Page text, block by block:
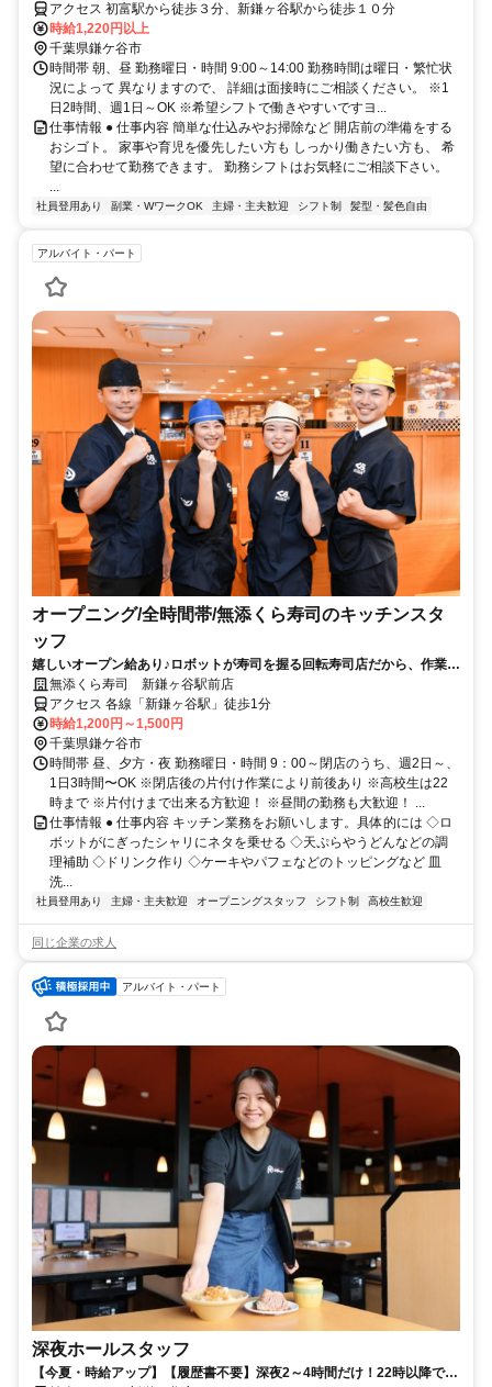
アクセス 初富駅から徒歩３分、新鎌ヶ谷駅から徒歩１０分
時給1,220円以上
千葉県鎌ケ谷市
時間帯 朝、昼 勤務曜日・時間 9:00～14:00 勤務時間は曜日・繁忙状
況によって 異なりますので、 詳細は面接時にご相談ください。 ※1
日2時間、週1日～OK ※希望シフトで働きやすいですヨ...
仕事情報 ● 仕事内容 簡単な仕込みやお掃除など 開店前の準備をする
おシゴト。 家事や育児を優先したい方も しっかり働きたい方も、 希
望に合わせて勤務できます。 勤務シフトはお気軽にご相談下さい。
...
社員登用あり 副業・WワークOK 主婦・主夫歓迎 シフト制 髪型・髪色自由
アルバイト・パート
オープニング/全時間帯/無添くら寿司のキッチンスタ
ッフ
嬉しいオープン給あり♪ロボットが寿司を握る回転寿司店だから、作業は
簡単！
無添くら寿司 新鎌ヶ谷駅前店
アクセス 各線「新鎌ヶ谷駅」徒歩1分
時給1,200円～1,500円
千葉県鎌ケ谷市
時間帯 昼、夕方・夜 勤務曜日・時間 9：00～閉店のうち、週2日～、
1日3時間〜OK ※閉店後の片付け作業により前後あり ※高校生は22
時まで ※片付けまで出来る方歓迎！ ※昼間の勤務も大歓迎！ ...
仕事情報 ● 仕事内容 キッチン業務をお願いします。具体的には ◇ロ
ボットがにぎったシャリにネタを乗せる ◇天ぷらやうどんなどの調
理補助 ◇ドリンク作り ◇ケーキやパフェなどのトッピングなど 皿
洗...
社員登用あり 主婦・主夫歓迎 オープニングスタッフ シフト制 高校生歓迎
同じ企業の求人
アルバイト・パート
深夜ホールスタッフ
【今夏・時給アップ】【履歴書不要】深夜2～4時間だけ！22時以降でき